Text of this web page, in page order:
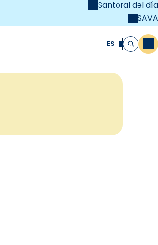
Santoral del día
SAVA
ES Buscar